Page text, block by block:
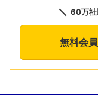
60万社
無料会